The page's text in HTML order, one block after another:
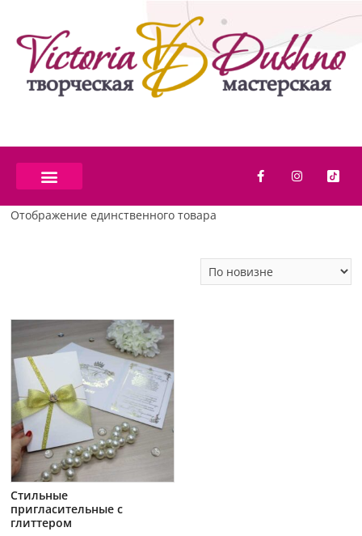
Отображение единственного товара
Стильные
пригласительные с
глиттером